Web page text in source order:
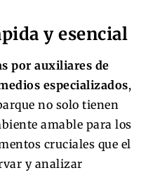
y esencial
por auxiliares de
especializados,
no solo tienen
amable para los
cruciales que el
y analizar